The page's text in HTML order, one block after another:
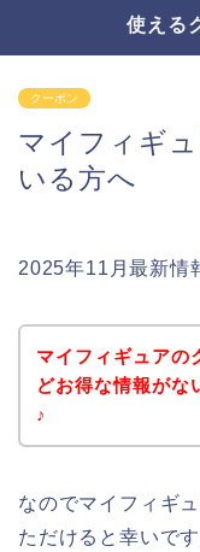
使える
クーポン
マイフィギ
いる方へ
2025年11月最新情
マイフィギュアの
どお得な情報がな
♪
なのでマイフィギ
ただけると幸いです